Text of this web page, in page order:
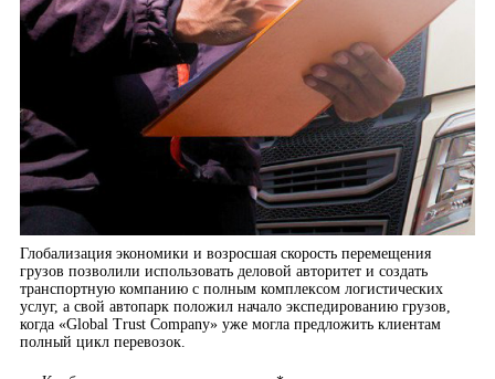
Глобализация экономики и возросшая скорость перемещения
грузов позволили использовать деловой авторитет и создать
транспортную компанию с полным комплексом логистических
услуг, а свой автопарк положил начало экспедированию грузов,
когда «Global Trust Company» уже могла предложить клиентам
полный цикл перевозок.